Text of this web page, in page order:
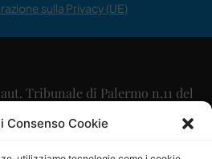
Consenso Cookie
sulla Privacy (UE)
Tribunale di Palermo n.11 del
29/09/2015